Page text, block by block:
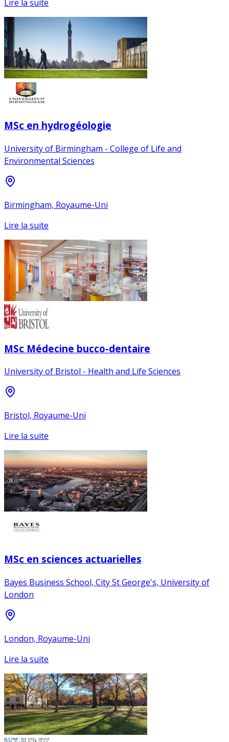
Lire la suite
MSc en hydrogéologie
University of Birmingham - College of Life and
Environmental Sciences
Birmingham, Royaume-Uni
Lire la suite
MSc Médecine bucco-dentaire
University of Bristol - Health and Life Sciences
Bristol, Royaume-Uni
Lire la suite
MSc en sciences actuarielles
Bayes Business School, City St George's, University of
London
London, Royaume-Uni
Lire la suite